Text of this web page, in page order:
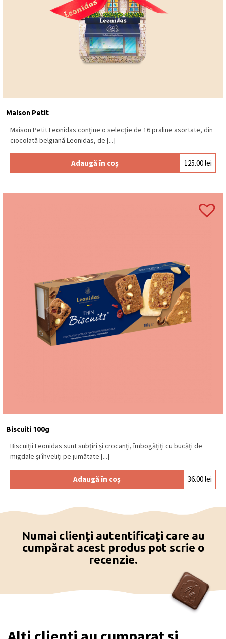
Maison Petit
Maison Petit Leonidas conține o selecție de 16 praline asortate, din
ciocolată belgiană Leonidas, de [...]
Adaugă în coș 125.00lei
Biscuiti 100g
Biscuiții Leonidas sunt subțiri și crocanți, îmbogățiți cu bucăți de
migdale și înveliți pe jumătate [...]
Adaugă în coș 36.00lei
Numai clienți autentificați care au
cumpărat acest produs pot scrie o
recenzie.